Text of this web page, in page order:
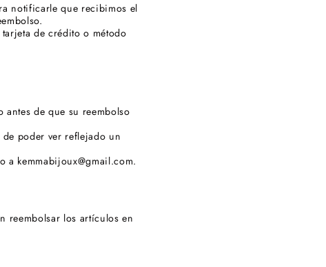
notificarle que recibimos el
de crédito o método
antes de que su reembolso
de poder ver reflejado un
kemmabijoux@gmail.com.
reembolsar los artículos en